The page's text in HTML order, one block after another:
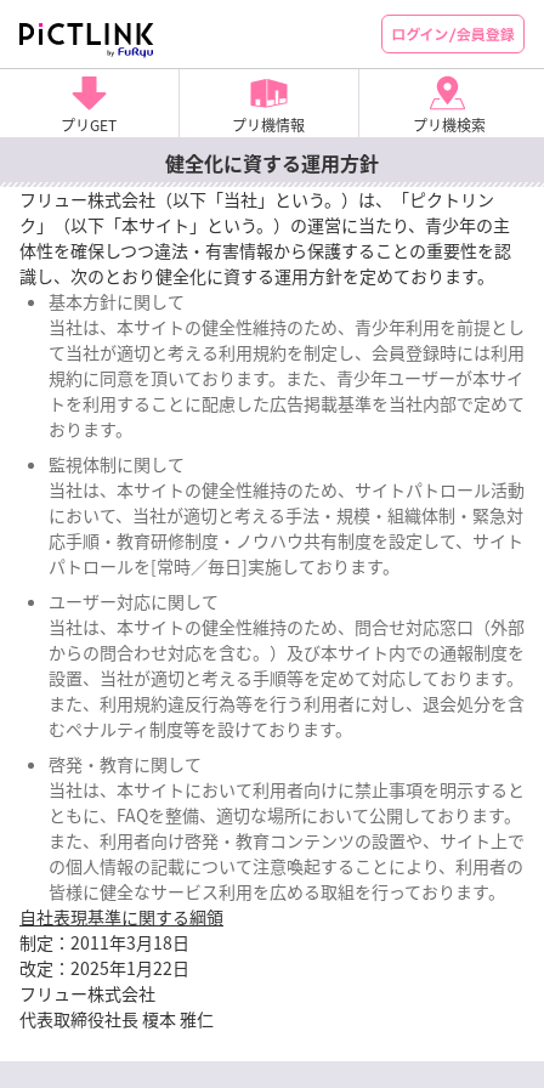
プリGET プリ機情報 プリ機検索
健全化に資する運用方針
フリュー株式会社（以下「当社」という。）は、「ピクトリン
ク」（以下「本サイト」という。）の運営に当たり、青少年の主
体性を確保しつつ違法・有害情報から保護することの重要性を認
識し、次のとおり健全化に資する運用方針を定めております。
基本方針に関して
当社は、本サイトの健全性維持のため、青少年利用を前提とし
て当社が適切と考える利用規約を制定し、会員登録時には利用
規約に同意を頂いております。また、青少年ユーザーが本サイ
トを利用することに配慮した広告掲載基準を当社内部で定めて
おります。
監視体制に関して
当社は、本サイトの健全性維持のため、サイトパトロール活動
において、当社が適切と考える手法・規模・組織体制・緊急対
応手順・教育研修制度・ノウハウ共有制度を設定して、サイト
パトロールを[常時／毎日]実施しております。
ユーザー対応に関して
当社は、本サイトの健全性維持のため、問合せ対応窓口（外部
からの問合わせ対応を含む。）及び本サイト内での通報制度を
設置、当社が適切と考える手順等を定めて対応しております。
また、利用規約違反行為等を行う利用者に対し、退会処分を含
むペナルティ制度等を設けております。
啓発・教育に関して
当社は、本サイトにおいて利用者向けに禁止事項を明示すると
ともに、FAQを整備、適切な場所において公開しております。
また、利用者向け啓発・教育コンテンツの設置や、サイト上で
の個人情報の記載について注意喚起することにより、利用者の
皆様に健全なサービス利用を広める取組を行っております。
自社表現基準に関する綱領
制定：2011年3月18日
改定：2025年1月22日
フリュー株式会社
代表取締役社長 榎本 雅仁